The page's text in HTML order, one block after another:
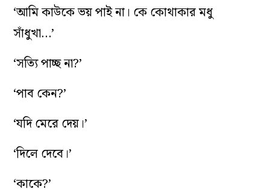
‘আমি কাউকে ভয় পাই না। কে কোথাকার মধু
সাঁধুখা…’
‘সত্যি পাচ্ছ না?’
‘পাব কেন?’
‘যদি মেরে দেয়।’
‘দিলে দেবে।’
‘কাকে?’